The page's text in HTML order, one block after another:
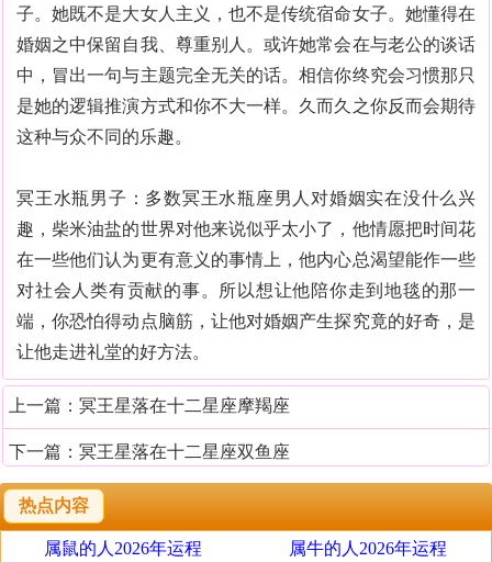
子。她既不是大女人主义，也不是传统宿命女子。她懂得在
婚姻之中保留自我、尊重别人。或许她常会在与老公的谈话
中，冒出一句与主题完全无关的话。相信你终究会习惯那只
是她的逻辑推演方式和你不大一样。久而久之你反而会期待
这种与众不同的乐趣。
冥王水瓶男子：多数冥王水瓶座男人对婚姻实在没什么兴
趣，柴米油盐的世界对他来说似乎太小了，他情愿把时间花
在一些他们认为更有意义的事情上，他内心总渴望能作一些
对社会人类有贡献的事。所以想让他陪你走到地毯的那一
端，你恐怕得动点脑筋，让他对婚姻产生探究竟的好奇，是
让他走进礼堂的好方法。
上一篇： 冥王星落在十二星座摩羯座
下一篇： 冥王星落在十二星座双鱼座
热点内容
属鼠的人2026年运程
属牛的人2026年运程